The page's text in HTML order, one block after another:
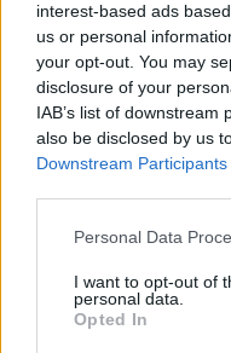
interest-based ads
us or personal
your opt-out. You may
disclosure of your
IAB’s list of
also be disclosed by us
Downstream Participants
Personal Data
I want to opt-out of
personal data.
Opted In
La Vente du Manoir
: Un divorce en Vue ?
10 juin 2024